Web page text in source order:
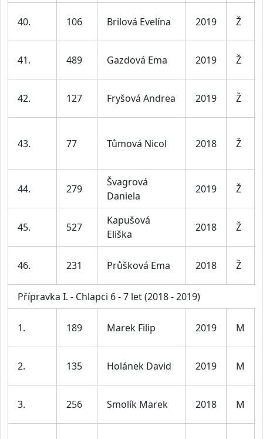
40. 106 Brilová Evelína 2019 Ž
41. 489 Gazdová Ema 2019 Ž
42. 127 Fryšová Andrea 2019 Ž
43. 77 Tůmová Nicol 2018 Ž
44. 279
Švagrová
Daniela
2019 Ž
45. 527
Kapušová
Eliška
2018 Ž
46. 231 Průšková Ema 2018 Ž
Přípravka I. - Chlapci 6 - 7 let (2018 - 2019)
1. 189 Marek Filip 2019 M
2. 135 Holánek David 2019 M
3. 256 Smolík Marek 2018 M